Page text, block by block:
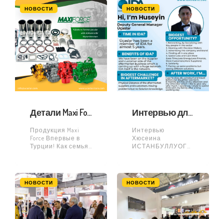
остались очень
довольны. СЕМЬЯ
UCASLAR
благодарит всех и
с нетерпением
ждёт новой
встречи!
НОВОСТИ
Детали Maxi Force приезжают в Турцию и ЮКАСЛАР!
Продукция Maxi
Force Впервые в
Турции! Как семья
и радость, будучи
первым и
единственным
официальным
дистрибьютором
НОВОСТИ
Интервью для IDA Хусейна Истанбуллуоглу
Интервью
Хюсеина
ИСТАНБУЛЛУОГЛУ
Несколько дней
назад наш
заместитель
генерального
директора Хюсеин
НОВОСТИ НОВОСТИ